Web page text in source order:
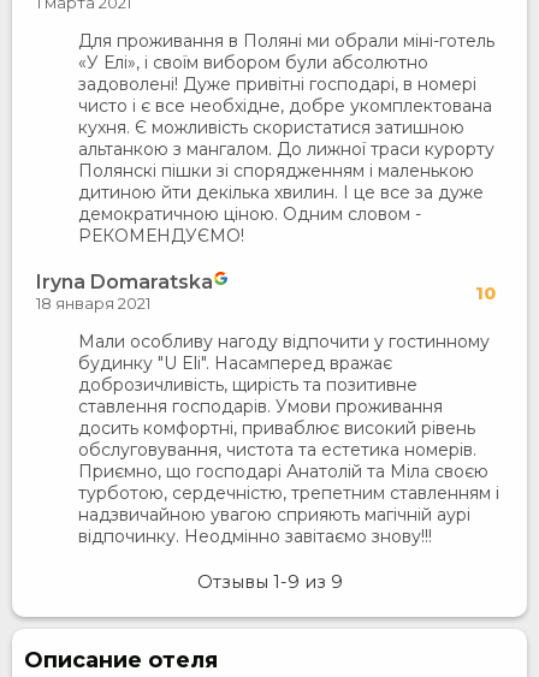
Для проживання в Поляні ми обрали міні-готель
«У Елі», і своїм вибором були абсолютно
задоволені! Дуже привітні господарі, в номері
чисто і є все необхідне, добре укомплектована
кухня. Є можливість скористатися затишною
альтанкою з мангалом. До лижної траси курорту
Полянскі пішки зі спорядженням і маленькою
дитиною йти декілька хвилин. І це все за дуже
демократичною ціною. Одним словом -
РЕКОМЕНДУЄМО!
Iryna Domaratska 10
18 января 2021
Мали особливу нагоду відпочити у гостинному
будинку "U Eli". Насамперед вражає
доброзичливість, щирість та позитивне
ставлення господарів. Умови проживання
досить комфортні, приваблює високий рівень
обслуговування, чистота та естетика номерів.
Приємно, що господарі Анатолій та Міла своєю
турботою, сердечністю, трепетним ставленням і
надзвичайною увагою сприяють магічній аурі
відпочинку. Неодмінно завітаємо знову!!!
Отзывы 1-9 из 9
Описание отеля